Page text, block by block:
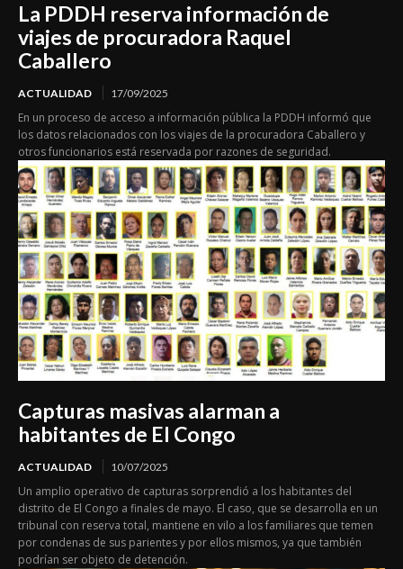
La PDDH reserva información de
viajes de procuradora Raquel
Caballero
ACTUALIDAD 17/09/2025
En un proceso de acceso a información pública la PDDH informó que
los datos relacionados con los viajes de la procuradora Caballero y
otros funcionarios está reservada por razones de seguridad.
Capturas masivas alarman a
habitantes de El Congo
ACTUALIDAD 10/07/2025
Un amplio operativo de capturas sorprendió a los habitantes del
distrito de El Congo a finales de mayo. El caso, que se desarrolla en un
tribunal con reserva total, mantiene en vilo a los familiares que temen
por condenas de sus parientes y por ellos mismos, ya que también
podrían ser objeto de detención.